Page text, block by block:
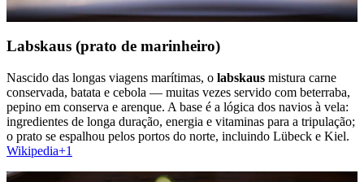
Labskaus (prato de marinheiro)
Nascido das longas viagens marítimas, o labskaus mistura carne
conservada, batata e cebola — muitas vezes servido com beterraba,
pepino em conserva e arenque. A base é a lógica dos navios à vela:
ingredientes de longa duração, energia e vitaminas para a tripulação;
o prato se espalhou pelos portos do norte, incluindo Lübeck e Kiel.
Wikipedia+1